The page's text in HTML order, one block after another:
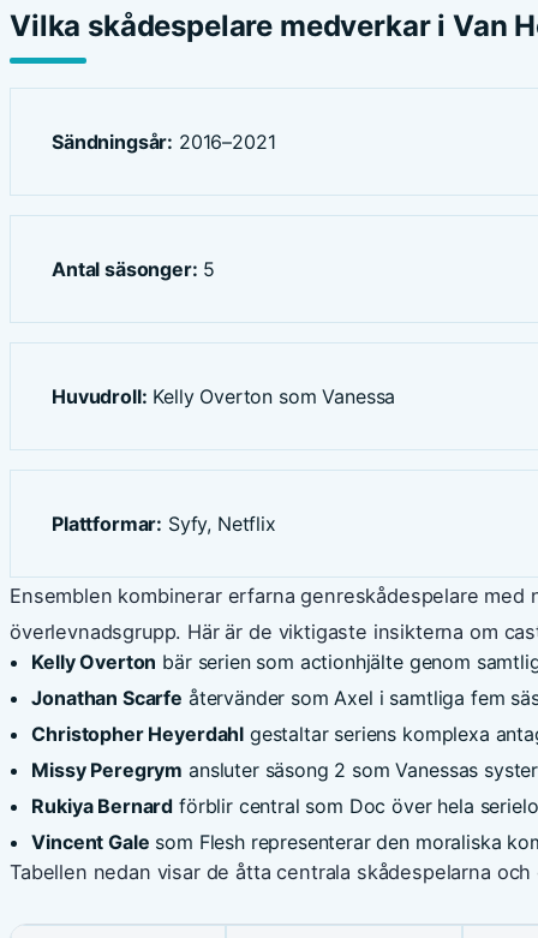
Vilka skådespelare medverkar i Van
Sändningsår: 2016–2021
Antal säsonger: 5
Huvudroll: Kelly Overton som Vanessa
Plattformar: Syfy, Netflix
Ensemblen kombinerar erfarna genreskådespelare
överlevnadsgrupp. Här är de viktigaste insikterna om
Kelly Overton bär serien som actionhjälte genom
Jonathan Scarfe återvänder som Axel i samtliga fem
Christopher Heyerdahl gestaltar seriens komplexa
Missy Peregrym ansluter säsong 2 som Vanessas
Rukiya Bernard förblir central som Doc över hela
Vincent Gale som Flesh representerar den moraliska
Tabellen nedan visar de åtta centrala skådespelarna